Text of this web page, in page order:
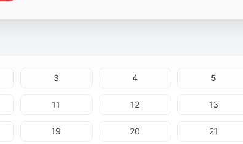
3 4 5
11 12 13
19 20 21